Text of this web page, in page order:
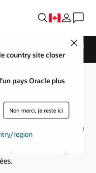
Close
country site closer
pays Oracle plus
Non merci, je reste ici
region
Exadata Express
Database Exadata
réseau est assurée
pouvez télécharger à